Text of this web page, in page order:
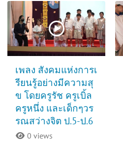
เพลง สังคมแห่งการเ
รียนรู้อย่างมีความสุ
ข โดยครูรัช ครูเบิ้ล
ครูหนึ่ง และเด็กๆวร
รณสว่างจิต ป.5-ป.6
0 views